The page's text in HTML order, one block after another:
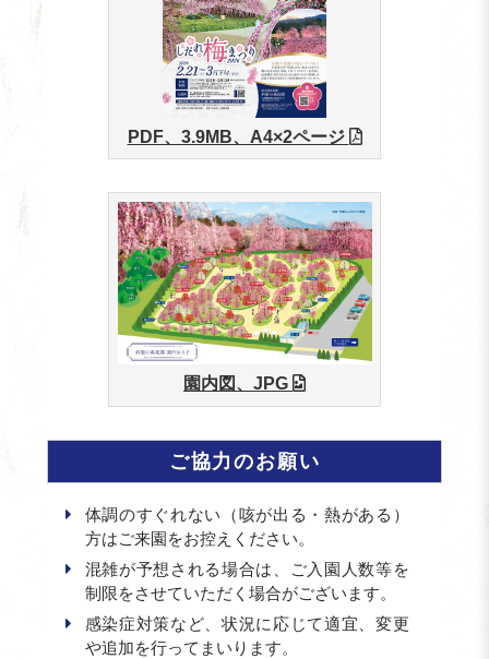
PDF、3.9MB、A4×2ページ
園内図、JPG
ご協力のお願い
体調のすぐれない（咳が出る・熱がある）
方はご来園をお控えください。
混雑が予想される場合は、ご入園人数等を
制限をさせていただく場合がございます。
感染症対策など、状況に応じて適宜、変更
や追加を行ってまいります。